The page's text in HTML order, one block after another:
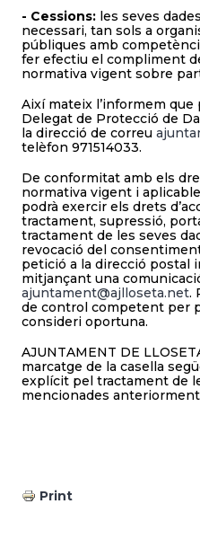
- Cessions: les seves
necessari, tan sols a
públiques amb
fer efectiu el compliment
normativa vigent sobre
Així mateix l’informem
Delegat de Protecció de
la direcció de correu
telèfon 971514033.
De conformitat amb els
normativa vigent i
podrà exercir els drets
tractament, supressió,
tractament de les seves
revocació del
petició a la direcció postal
mitjançant una
ajuntament@ajlloseta.net.
de control competent per
consideri oportuna.
AJUNTAMENT DE
marcatge de la casella
explícit pel tractament de
mencionades
Print